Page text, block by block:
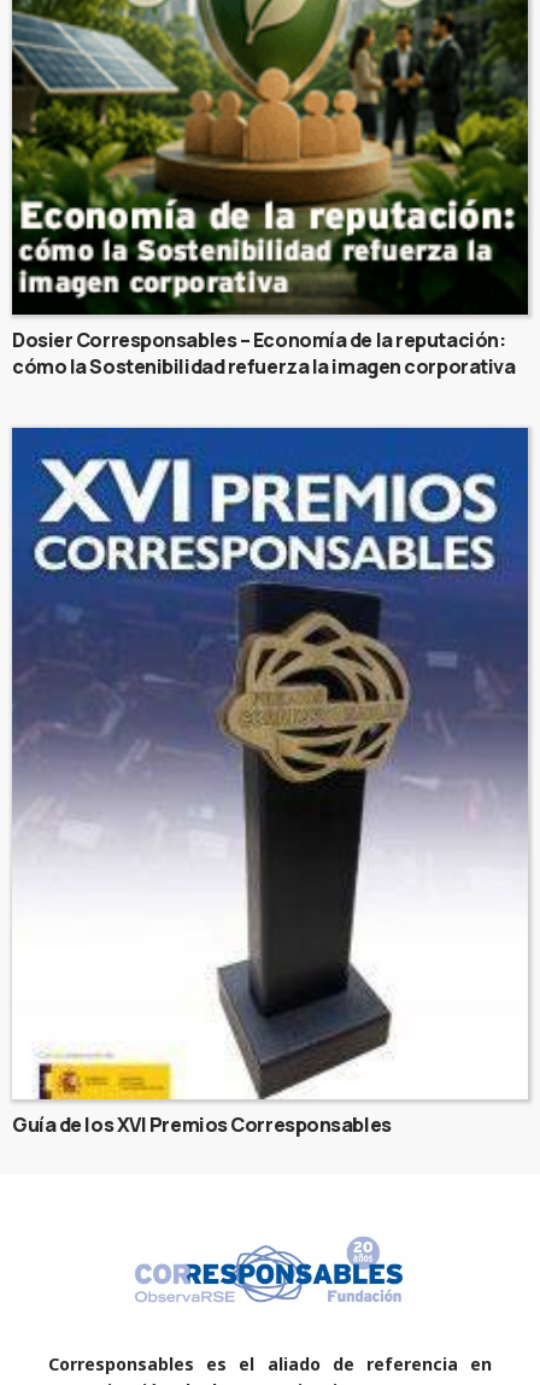
Dosier Corresponsables – Economía de la reputación:
cómo la Sostenibilidad refuerza la imagen corporativa
Guía de los XVI Premios Corresponsables
Corresponsables es el aliado de referencia en